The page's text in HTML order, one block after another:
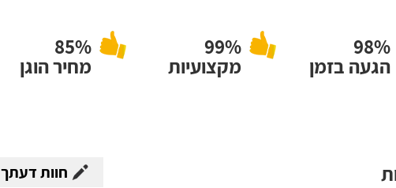
הגעה בזמן
99%
מקצועיות
85%
מחיר הוגן
חוות דעתך